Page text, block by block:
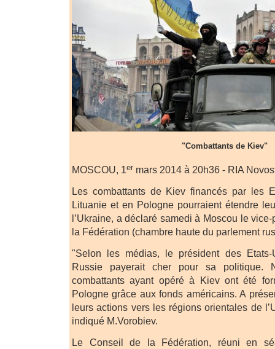
"Combattants de Kiev"
MOSCOU, 1er mars 2014 à 20h36 - RIA
Les combattants de Kiev financés par les
Lituanie et en Pologne pourraient étendre
l’Ukraine, a déclaré samedi à Moscou le
la Fédération (chambre haute du parlement
"Selon les médias, le président des
Russie payerait cher pour sa politique.
combattants ayant opéré à Kiev ont été
Pologne grâce aux fonds américains. A
leurs actions vers les régions orientales de
indiqué M.Vorobiev.
Le Conseil de la Fédération, réuni en